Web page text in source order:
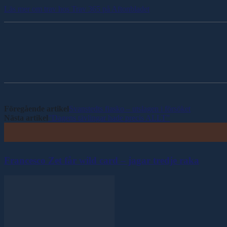
Läs mer om trav hos Trav 365 på Aftonbladet
Föregående artikelSvanstedts fiasko – utslagen i försöket
Nästa artikel”Dagens tävlingar hade precis ALLT”
Francesco Zet får wild card – jagar tredje raka